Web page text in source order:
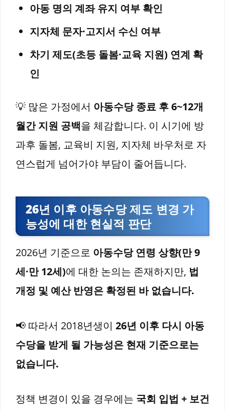
아동 명의 계좌 유지 여부 확인
지자체 문자·고지서 수신 여부
차기 제도(초등 돌봄·교육 지원) 연계 확
인
💡 많은 가정에서 아동수당 종료 후 6~12개
월간 지원 공백을 체감합니다. 이 시기에 방
과후 돌봄, 교육비 지원, 지자체 바우처로 자
연스럽게 넘어가야 부담이 줄어듭니다.
26년 이후 아동수당 제도 변경 가
능성에 대한 현실적 판단
2026년 기준으로 아동수당 연령 상향(만 9
세·만 12세)에 대한 논의는 존재하지만, 법
개정 및 예산 반영은 확정된 바 없습니다.
📢 따라서 2018년생이 26년 이후 다시 아동
수당을 받게 될 가능성은 현재 기준으로는
없습니다.
정책 변경이 있을 경우에는 국회 입법 + 보건